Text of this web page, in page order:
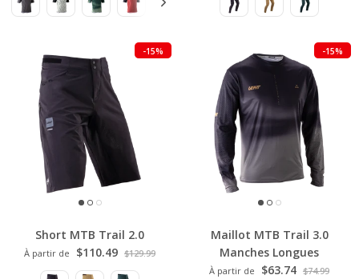
-15%
Short MTB Trail 2.0
À partir de $110.49 $129.99
-15%
Maillot MTB Trail 3.0
Manches Longues
À partir de $63.74 $74.99